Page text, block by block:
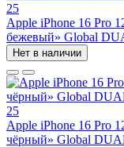
25
Apple iPhone 16 Pro
бежевый» Global
Нет в наличии
25
Apple iPhone 16 Pro
чёрный» Global